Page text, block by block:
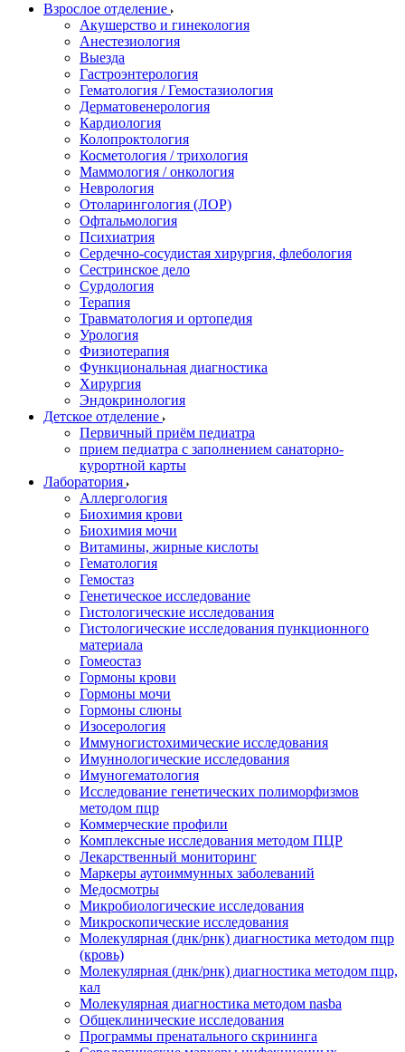
Взрослое отделение
Акушерство и гинекология
Анестезиология
Выезда
Гастроэнтерология
Гематология / Гемостазиология
Дерматовенерология
Кардиология
Колопроктология
Косметология / трихология
Маммология / онкология
Неврология
Отоларингология (ЛОР)
Офтальмология
Психиатрия
Сердечно-сосудистая хирургия, флебология
Сестринское дело
Сурдология
Терапия
Травматология и ортопедия
Урология
Физиотерапия
Функциональная диагностика
Хирургия
Эндокринология
Детское отделение
Первичный приём педиатра
прием педиатра с заполнением санаторно-
курортной карты
Лаборатория
Аллергология
Биохимия крови
Биохимия мочи
Витамины, жирные кислоты
Гематология
Гемостаз
Генетическое исследование
Гистологические исследования
Гистологические исследования пункционного
материала
Гомеостаз
Гормоны крови
Гормоны мочи
Гормоны слюны
Изосерология
Иммуногистохимические исследования
Имуннологические исследования
Имуногематология
Исследование генетических полиморфизмов
методом пцр
Коммерческие профили
Комплексные исследования методом ПЦР
Лекарственный мониторинг
Маркеры аутоиммунных заболеваний
Медосмотры
Микробиологические исследования
Микроскопические исследования
Молекулярная (днк/рнк) диагностика методом пцр
(кровь)
Молекулярная (днк/рнк) диагностика методом пцр,
кал
Молекулярная диагностика методом nasba
Общеклинические исследования
Программы пренатального скрининга